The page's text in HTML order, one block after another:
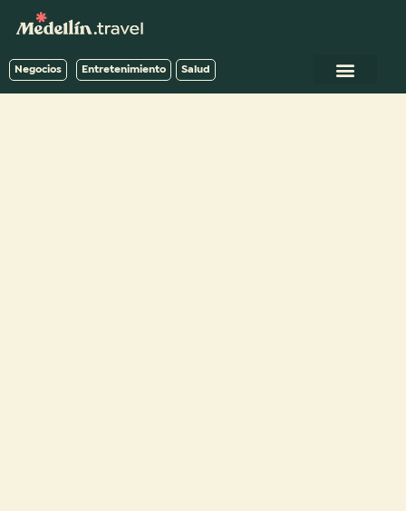
Negocios Entretenimiento Salud